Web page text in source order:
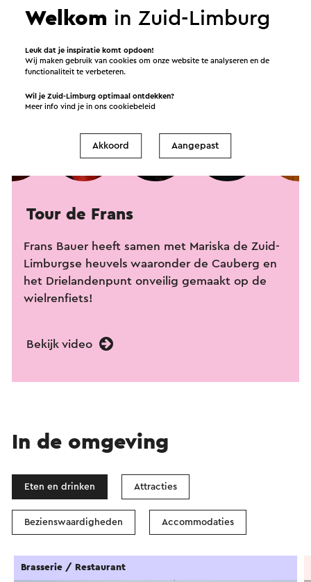
Tour de Frans
Frans Bauer heeft samen met Mariska de Zuid-
Limburgse heuvels waaronder de Cauberg en
het Drielandenpunt onveilig gemaakt op de
wielrenfiets!
Bekijk video
In de omgeving
Eten en drinken Attracties
Bezienswaardigheden Accommodaties
Brasserie / Restaurant
Welkom in Zuid-Limburg
Leuk dat je inspiratie komt opdoen!
Wij maken gebruik van cookies om onze website te analyseren en de
functionaliteit te verbeteren.
Wil je Zuid-Limburg optimaal ontdekken?
Meer info vind je in onscookiebeleid
Akkoord Aangepast